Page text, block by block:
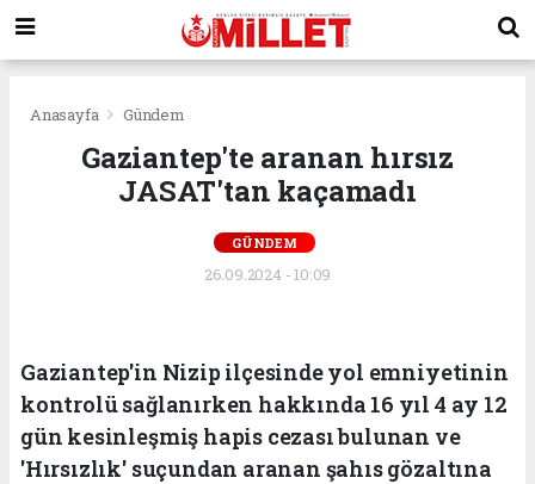
Anasayfa Gündem
Gaziantep'te aranan hırsız
JASAT'tan kaçamadı
GÜNDEM
26.09.2024 - 10:09
Gaziantep'in Nizip ilçesinde yol emniyetinin
kontrolü sağlanırken hakkında 16 yıl 4 ay 12
gün kesinleşmiş hapis cezası bulunan ve
'Hırsızlık' suçundan aranan şahıs gözaltına